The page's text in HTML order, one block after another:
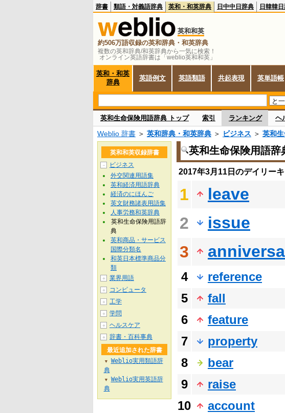
複数の英和辞典/和英辞典から一気に検索！
オンライン英語辞書は「weblio英和和英」
辞書 類語・対義語辞典 英和・和英辞典 日中中日辞典 日韓韓
英和和英
約506万語収録の英和辞典・和英辞典
英和・和英
辞典
英語例文 英語類語 共起表現 英単語帳
英和生命保険用語辞典 トップ 索引 ランキング ヘ
Weblio 辞書 ＞ 英和辞典・和英辞典 ＞ ビジネス ＞ 英和
英和生命保険用語辞
2017年3月11日のデイリー
1
leave
2
issue
3
4
reference
5
fall
6
feature
7
property
8
bear
9
raise
10
account
英和和英収録辞書
－
ビジネス
外交関連用語集
英和経済用語辞典
経済のにほんご
英文財務諸表用語集
人事労務和英辞典
英和生命保険用語辞
典
英和商品・サービス
国際分類名
和英日本標準商品分
類
＋ 業界用語
＋ コンピュータ
＋ 工学
＋ 学問
＋ ヘルスケア
＋
辞書・百科事典
最近追加された辞書
▼
Weblio実用類語辞
典
▼
Weblio実用英語辞
典